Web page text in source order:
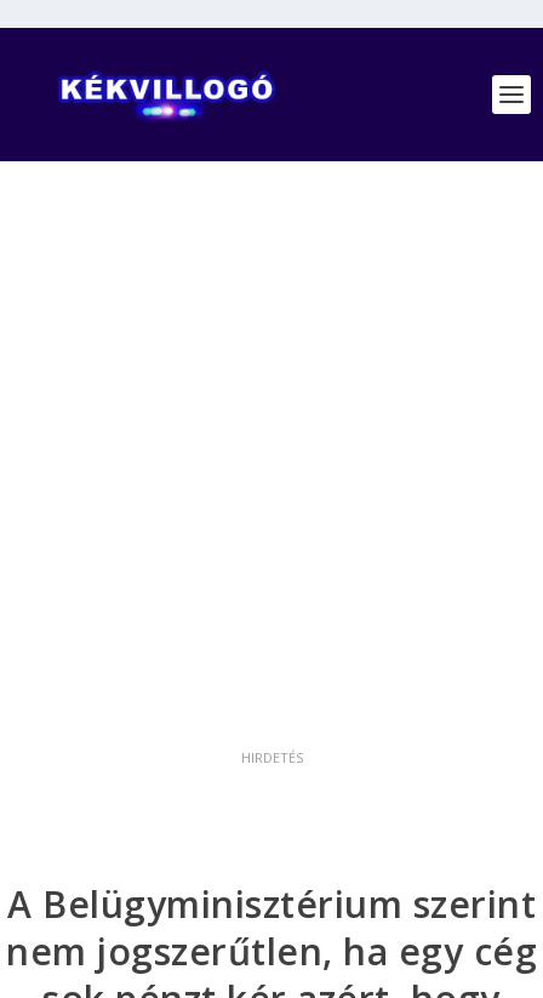
A Belügyminisztérium szerint
nem jogszerűtlen, ha egy cég